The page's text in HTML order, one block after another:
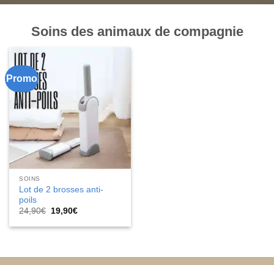
Soins des animaux de compagnie
Promo
SOINS
Lot de 2 brosses anti-
poils
24,90€ Le
initial
19,90€Le
actuel